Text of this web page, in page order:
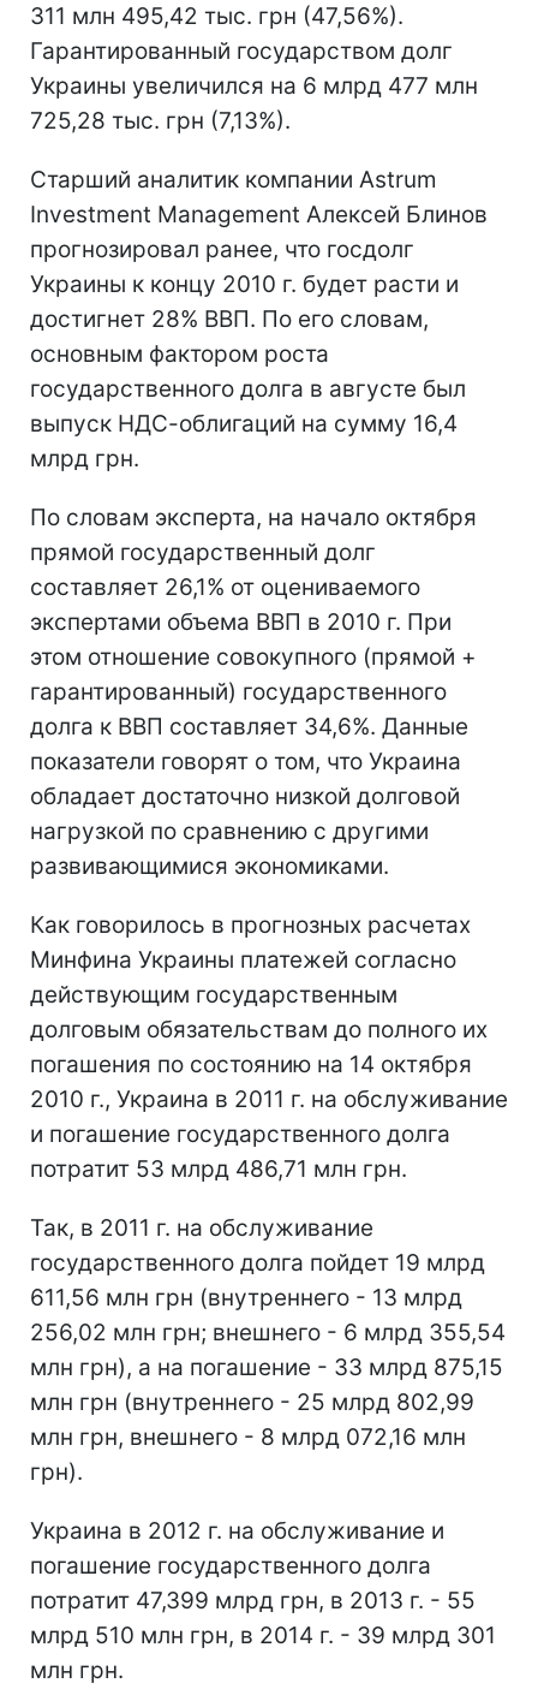
311 млн 495,42 тыс. грн (47,56%).
Гарантированный государством долг
Украины увеличился на 6 млрд 477 млн
725,28 тыс. грн (7,13%).
Старший аналитик компании Astrum
Investment Management Алексей Блинов
прогнозировал ранее, что госдолг
Украины к концу 2010 г. будет расти и
достигнет 28% ВВП. По его словам,
основным фактором роста
государственного долга в августе был
выпуск НДС-облигаций на сумму 16,4
млрд грн.
По словам эксперта, на начало октября
прямой государственный долг
составляет 26,1% от оцениваемого
экспертами объема ВВП в 2010 г. При
этом отношение совокупного (прямой +
гарантированный) государственного
долга к ВВП составляет 34,6%. Данные
показатели говорят о том, что Украина
обладает достаточно низкой долговой
нагрузкой по сравнению с другими
развивающимися экономиками.
Как говорилось в прогнозных расчетах
Минфина Украины платежей согласно
действующим государственным
долговым обязательствам до полного их
погашения по состоянию на 14 октября
2010 г., Украина в 2011 г. на обслуживание
и погашение государственного долга
потратит 53 млрд 486,71 млн грн.
Так, в 2011 г. на обслуживание
государственного долга пойдет 19 млрд
611,56 млн грн (внутреннего - 13 млрд
256,02 млн грн; внешнего - 6 млрд 355,54
млн грн), а на погашение - 33 млрд 875,15
млн грн (внутреннего - 25 млрд 802,99
млн грн, внешнего - 8 млрд 072,16 млн
грн).
Украина в 2012 г. на обслуживание и
погашение государственного долга
потратит 47,399 млрд грн, в 2013 г. - 55
млрд 510 млн грн, в 2014 г. - 39 млрд 301
млн грн.